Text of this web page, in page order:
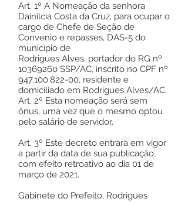
Art. 1º A Nomeação da senhora
Dainilcia Costa da Cruz, para ocupar o
cargo de Chefe de Seção de
Convenio e repasses, DAS-5 do
município de
Rodrigues Alves, portador do RG nº
10369260 SSP/AC, inscrito no CPF nº
947.100.822-00, residente e
domiciliado em Rodrigues Alves/AC.
Art. 2º Esta nomeação será sem
ônus, uma vez que o mesmo optou
pelo salário de servidor.
Art. 3º Este decreto entrará em vigor
a partir da data de sua publicação,
com efeito retroativo ao dia 01 de
março de 2021.
Gabinete do Prefeito, Rodrigues